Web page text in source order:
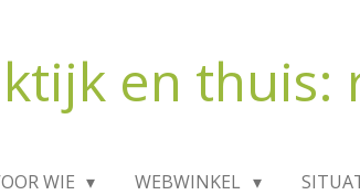
en
WIE WEBWINKEL